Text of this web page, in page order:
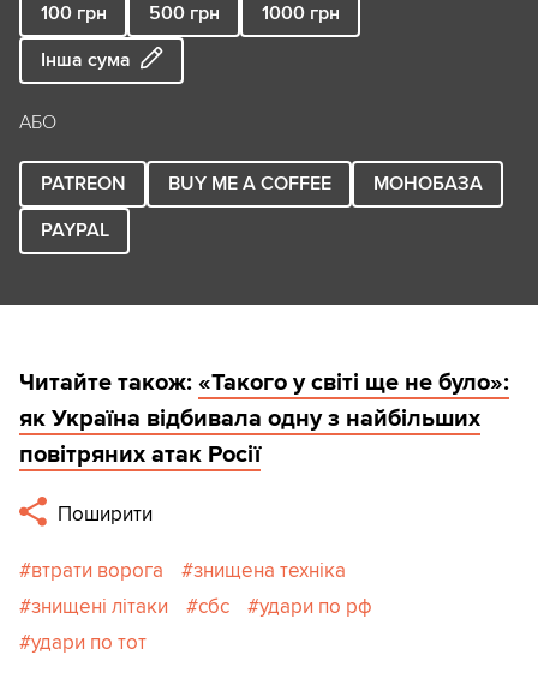
100 грн 500 грн 1000 грн
Інша сума
АБО
PATREON BUY ME A COFFEE
МОНОБАЗА
PAYPAL
Читайте також: «Такого у світі ще не було»:
як Україна відбивала одну з найбільших
повітряних атак Росії
Поширити
втрати ворога
знищена техніка
знищені літаки
сбс
удари по рф
удари по тот